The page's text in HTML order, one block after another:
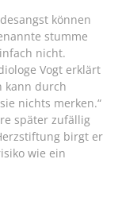
können
stumme
nicht.
Vogt erklärt
kann durch
nichts merken.“
später zufällig
birgt er
wie ein